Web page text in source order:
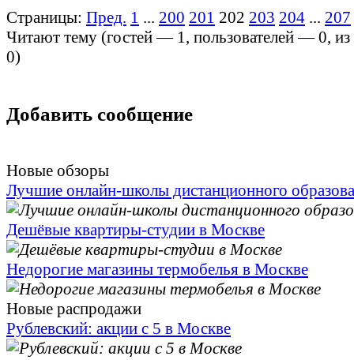
Страницы: Пред. 1 ... 200 201 202 203 204 ... 207
Читают тему (гостей — 1, пользователей —0,
0)
Добавить сообщение
Новые обзоры
Лучшие онлайн-школы дистанционного
Дешёвые квартиры-студии в Москве
Недорогие магазины термобелья в Москве
Новые распродажи
Рублевский: акции с 5 в Москве